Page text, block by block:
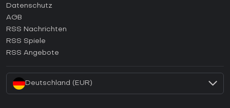
Wie aktiviert man einen Epic Games CD Key?
Wie aktiviert man einen GOG CD Key?
Wie aktiviert man einen Ubisoft Connect CD Key?
Datenschutz
AGB
RSS Nachrichten
RSS Spiele
RSS Angebote
Deutschland (EUR)